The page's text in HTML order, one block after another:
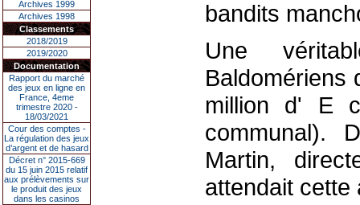
Archives 1999
Archives 1998
Classements
2018/2019
2019/2020
Documentation
Rapport du marché
des jeux en ligne en
France, 4eme
trimestre 2020 -
18/03/2021
Cour des comptes -
La régulation des jeux
d’argent et de hasard
Décret n° 2015-669
du 15 juin 2015 relatif
aux prélèvements sur
le produit des jeux
dans les casinos
bandits
Une
Baldomériens
million d' E
communal).
Martin,
attendait cette